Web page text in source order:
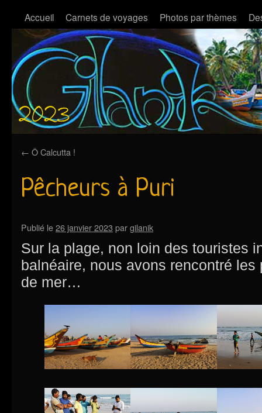
Accueil Carnets de voyages Photos par thèmes
← Ô Calcutta !
Pêcheurs à Puri
Publié le26 janvier 2023 pargilanik
Sur la plage, non loin des touristes
balnéaire, nous avons rencontré
de mer…